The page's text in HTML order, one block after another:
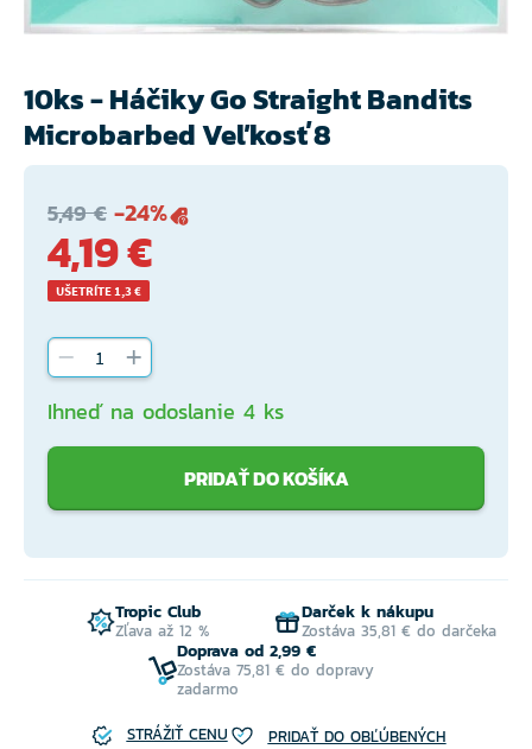
10ks - Háčiky Go Straight Bandits
Microbarbed Veľkosť 8
5,49 € -24%
4,19 €
UŠETRÍTE 1,3 €
Ihneď na odoslanie 4 ks
PRIDAŤ DO KOŠÍKA
Tropic Club
Zľava až 12 %
Darček k nákupu
Zostáva 35,81 € do darčeka
Doprava od 2,99 €
Zostáva 75,81 € do dopravy
zadarmo
STRÁŽIŤ CENU
PRIDAŤ DO OBĽÚBENÝCH